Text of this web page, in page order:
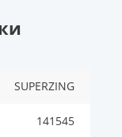
SUPERZING
141545